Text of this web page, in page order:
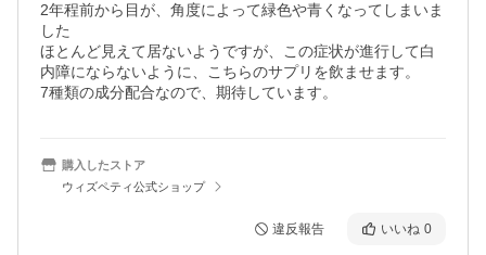
2年程前から目が、角度によって緑色や青くなってしまいま
した
ほとんど見えて居ないようですが、この症状が進行して白
内障にならないように、こちらのサプリを飲ませます。
7種類の成分配合なので、期待しています。
購入したストア
ウィズペティ公式ショップ
違反報告 いいね 0